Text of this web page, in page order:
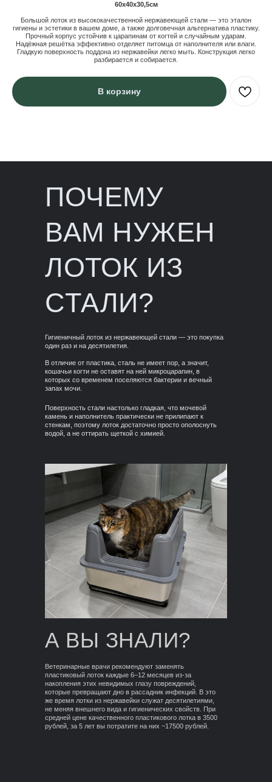
60х40х30,5см
Большой лоток из высококачественной нержавеющей стали — это эталон
гигиены и эстетики в вашем доме, а также долговечная альтернатива пластику.
Прочный корпус устойчив к царапинам от когтей и случайным ударам.
Надёжная решётка эффективно отделяет питомца от наполнителя или влаги.
Гладкую поверхность поддона из нержавейки легко мыть. Конструкция легко
разбирается и собирается.
В корзину
Ветеринарные врачи рекомендуют заменять
пластиковый лоток каждые 6–12 месяцев из-за
накопления этих невидимых глазу повреждений,
которые превращают дно в рассадник инфекций. В это
же время лотки из нержавейки служат десятилетиями,
не меняя внешнего вида и гигиенических свойств. При
средней цене качественного пластикового лотка в 3500
рублей, за 5 лет вы потратите на них ~17500 рублей.
А ВЫ ЗНАЛИ?
Гигиеничный лоток из нержавеющей стали — это покупка
один раз и на десятилетия.
В отличие от пластика, сталь не имеет пор, а значит,
кошачьи когти не оставят на ней микроцарапин, в
которых со временем поселяются бактерии и вечный
запах мочи.
ПОЧЕМУ
ВАМ НУЖЕН
ЛОТОК ИЗ
СТАЛИ?
Поверхность стали настолько гладкая, что мочевой
камень и наполнитель практически не прилипают к
стенкам, поэтому лоток достаточно просто ополоснуть
водой, а не оттирать щеткой с химией.